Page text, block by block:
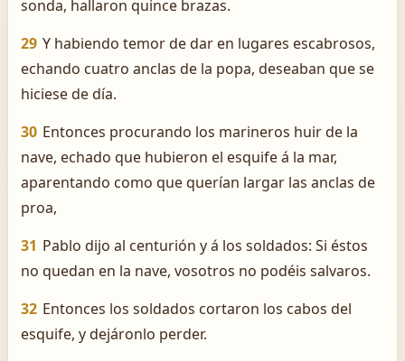
sonda, hallaron quince brazas.
29 Y habiendo temor de dar en lugares escabrosos,
echando cuatro anclas de la popa, deseaban que se
hiciese de día.
30 Entonces procurando los marineros huir de la
nave, echado que hubieron el esquife á la mar,
aparentando como que querían largar las anclas de
proa,
31 Pablo dijo al centurión y á los soldados: Si éstos
no quedan en la nave, vosotros no podéis salvaros.
32 Entonces los soldados cortaron los cabos del
esquife, y dejáronlo perder.